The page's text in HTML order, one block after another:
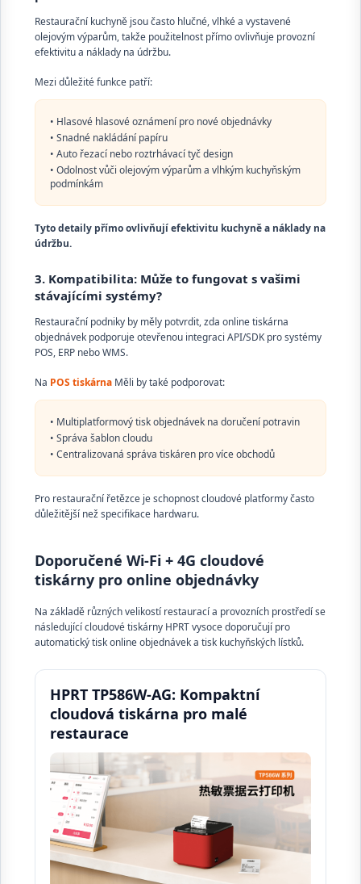
Restaurační kuchyně jsou často hlučné, vlhké a vystavené
olejovým výparům, takže použitelnost přímo ovlivňuje provozní
efektivitu a náklady na údržbu.
Mezi důležité funkce patří:
• Hlasové hlasové oznámení pro nové objednávky
• Snadné nakládání papíru
• Auto řezací nebo roztrhávací tyč design
• Odolnost vůči olejovým výparům a vlhkým kuchyňským
podmínkám
Tyto detaily přímo ovlivňují efektivitu kuchyně a náklady na
údržbu.
3. Kompatibilita: Může to fungovat s vašimi
stávajícími systémy?
Restaurační podniky by měly potvrdit, zda online tiskárna
objednávek podporuje otevřenou integraci API/SDK pro systémy
POS, ERP nebo WMS.
Na POS tiskárna Měli by také podporovat:
• Multiplatformový tisk objednávek na doručení potravin
• Správa šablon cloudu
• Centralizovaná správa tiskáren pro více obchodů
Pro restaurační řetězce je schopnost cloudové platformy často
důležitější než specifikace hardwaru.
Doporučené Wi-Fi + 4G cloudové
tiskárny pro online objednávky
Na základě různých velikostí restaurací a provozních prostředí se
následující cloudové tiskárny HPRT vysoce doporučují pro
automatický tisk online objednávek a tisk kuchyňských lístků.
HPRT TP586W-AG: Kompaktní
cloudová tiskárna pro malé
restaurace